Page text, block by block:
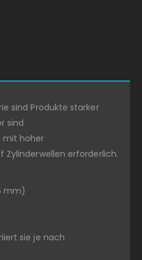
sind Produkte starker
sind
mit hoher
Zylinderwellen erforderlich.
mm)
sie je nach